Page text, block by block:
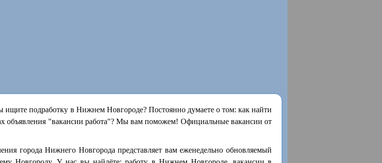
ищите подработку в Нижнем Новгороде? Постоянно думаете о том: как найти
объявления "вакансии работа"? Мы вам поможем! Официальные вакансии от
города Нижнего Новгорода представляет вам еженедельно обновляемый